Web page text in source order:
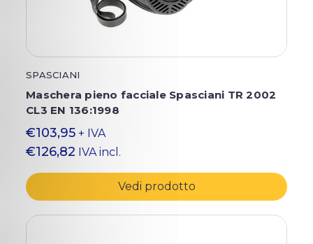
SPASCIANI
Maschera pieno facciale Spasciani TR 2002
CL3 EN 136:1998
€103,95 + IVA
€126,82 IVA incl.
Vedi prodotto